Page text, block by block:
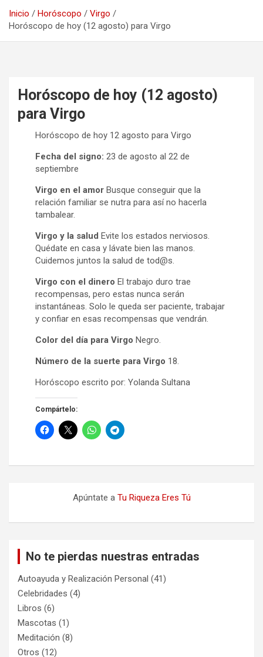
Inicio Horóscopo
Virgo
Horóscopo de hoy (12 agosto) para Virgo
Horóscopo de hoy (12 agosto)
para Virgo
Horóscopo de hoy 12 agosto para Virgo
Fecha del signo: 23 de agosto al 22 de
septiembre
Virgo en el amor Busque conseguir que la
relación familiar se nutra para así no hacerla
tambalear.
Virgo y la salud Evite los estados nerviosos.
Quédate en casa y lávate bien las manos.
Cuidemos juntos la salud de tod@s.
Virgo con el dinero El trabajo duro trae
recompensas, pero estas nunca serán
instantáneas. Solo le queda ser paciente, trabajar
y confiar en esas recompensas que vendrán.
Color del día para Virgo Negro.
Número de la suerte para Virgo 18.
Horóscopo escrito por: Yolanda Sultana
Compártelo:
Apúntate a Tu Riqueza Eres Tú
No te pierdas nuestras entradas
Autoayuda y Realización Personal (41)
Celebridades (4)
Libros (6)
Mascotas (1)
Meditación (8)
Otros (12)